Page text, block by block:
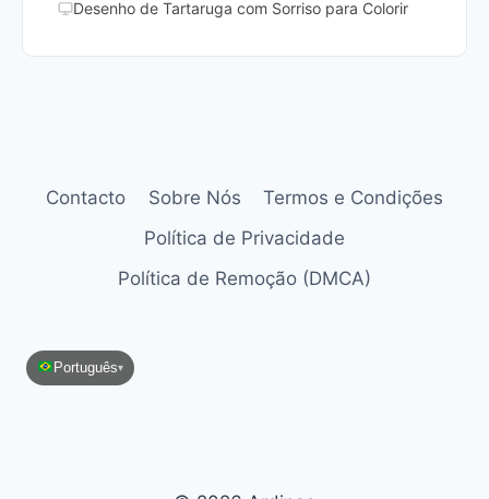
Desenho de Tartaruga com Sorriso para Colorir
Contacto Sobre Nós
Termos e Condições
Política de Privacidade
Política de Remoção (DMCA)
Português▾